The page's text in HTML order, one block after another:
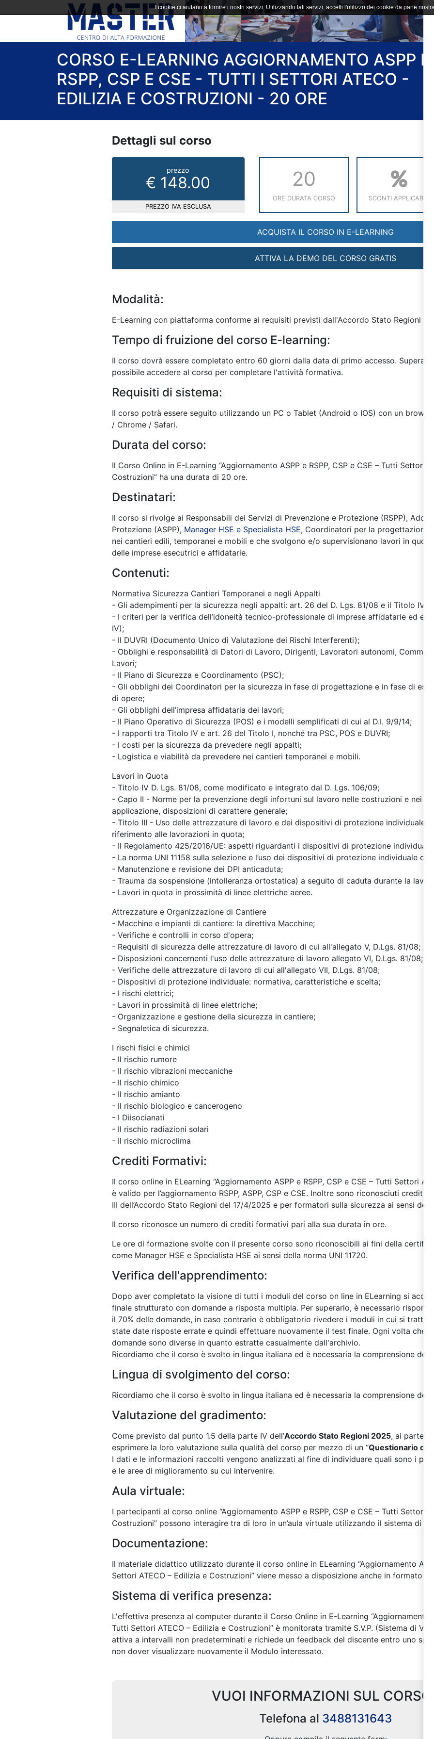
CORSO E-LEARNING AGGIORNAMENTO ASPP E
RSPP, CSP E CSE - TUTTI I SETTORI ATECO -
EDILIZIA E COSTRUZIONI - 20 ORE
Dettagli sul corso
prezzo
€ 148.00
PREZZO IVA ESCLUSA
20
ORE DURATA CORSO SCONTI APPLICABILI
ACQUISTA IL CORSO IN E-LEARNING
ATTIVA LA DEMO DEL CORSO GRATIS
Modalità:
E-Learning con piattaforma conforme ai requisiti previsti dall'Accordo Stato Regioni del
Tempo di fruizione del corso E-learning:
Il corso dovrà essere completato entro 60 giorni dalla data di primo accesso. Superato
possibile accedere al corso per completare l'attività formativa.
Requisiti di sistema:
Il corso potrà essere seguito utilizzando un PC o Tablet (Android o IOS) con un
/ Chrome / Safari.
Durata del corso:
Il Corso Online in E-Learning “Aggiornamento ASPP e RSPP, CSP e CSE – Tutti Settori
Costruzioni” ha una durata di 20 ore.
Destinatari:
Il corso si rivolge ai Responsabili dei Servizi di Prevenzione e Protezione (RSPP),
Protezione (ASPP), Manager HSE e Specialista HSE, Coordinatori per la progettazione
nei cantieri edili, temporanei e mobili e che svolgono e/o supervisionano lavori in
delle imprese esecutrici e affidatarie.
Contenuti:
Normativa Sicurezza Cantieri Temporanei e negli Appalti
- Gli adempimenti per la sicurezza negli appalti: art. 26 del D. Lgs. 81/08 e il Titolo IV;
- I criteri per la verifica dell’idoneità tecnico-professionale di imprese affidatarie ed
IV);
- Il DUVRI (Documento Unico di Valutazione dei Rischi Interferenti);
- Obblighi e responsabilità di Datori di Lavoro, Dirigenti, Lavoratori autonomi,
Lavori;
- Il Piano di Sicurezza e Coordinamento (PSC);
- Gli obblighi dei Coordinatori per la sicurezza in fase di progettazione e in fase di
di opere;
- Gli obblighi dell’impresa affidataria dei lavori;
- Il Piano Operativo di Sicurezza (POS) e i modelli semplificati di cui al D.I. 9/9/14;
- I rapporti tra Titolo IV e art. 26 del Titolo I, nonché tra PSC, POS e DUVRI;
- I costi per la sicurezza da prevedere negli appalti;
- Logistica e viabilità da prevedere nei cantieri temporanei e mobili.
Lavori in Quota
- Titolo IV D. Lgs. 81/08, come modificato e integrato dal D. Lgs. 106/09;
- Capo II - Norme per la prevenzione degli infortuni sul lavoro nelle costruzioni e nei
applicazione, disposizioni di carattere generale;
- Titolo III - Uso delle attrezzature di lavoro e dei dispositivi di protezione individuale
riferimento alle lavorazioni in quota;
- Il Regolamento 425/2016/UE: aspetti riguardanti i dispositivi di protezione individuali
- La norma UNI 11158 sulla selezione e l’uso dei dispositivi di protezione individuale
- Manutenzione e revisione dei DPI anticaduta;
- Trauma da sospensione (intolleranza ortostatica) a seguito di caduta durante la
- Lavori in quota in prossimità di linee elettriche aeree.
Attrezzature e Organizzazione di Cantiere
- Macchine e impianti di cantiere: la direttiva Macchine;
- Verifiche e controlli in corso d'opera;
- Requisiti di sicurezza delle attrezzature di lavoro di cui all'allegato V, D.Lgs. 81/08;
- Disposizioni concernenti l'uso delle attrezzature di lavoro allegato VI, D.Lgs. 81/08;
- Verifiche delle attrezzature di lavoro di cui all'allegato VII, D.Lgs. 81/08;
- Dispositivi di protezione individuale: normativa, caratteristiche e scelta;
- I rischi elettrici;
- Lavori in prossimità di linee elettriche;
- Organizzazione e gestione della sicurezza in cantiere;
- Segnaletica di sicurezza.
I rischi fisici e chimici
- Il rischio rumore
- Il rischio vibrazioni meccaniche
- Il rischio chimico
- Il rischio amianto
- Il rischio biologico e cancerogeno
- I Diisocianati
- Il rischio radiazioni solari
- Il rischio microclima
Crediti Formativi:
Il corso online in ELearning “Aggiornamento ASPP e RSPP, CSP e CSE – Tutti Settori
è valido per l’aggiornamento RSPP, ASPP, CSP e CSE. Inoltre sono riconosciuti crediti
III dell’Accordo Stato Regioni del 17/4/2025 e per formatori sulla sicurezza ai sensi del
Il corso riconosce un numero di crediti formativi pari alla sua durata in ore.
Le ore di formazione svolte con il presente corso sono riconoscibili ai fini della
come Manager HSE e Specialista HSE ai sensi della norma UNI 11720.
Verifica dell'apprendimento:
Dopo aver completato la visione di tutti i moduli del corso on line in ELearning si
finale strutturato con domande a risposta multipla. Per superarlo, è necessario
il 70% delle domande, in caso contrario è obbligatorio rivedere i moduli in cui si
state date risposte errate e quindi effettuare nuovamente il test finale. Ogni volta che
domande sono diverse in quanto estratte casualmente dall'archivio.
Ricordiamo che il corso è svolto in lingua italiana ed è necessaria la comprensione
Lingua di svolgimento del corso:
Ricordiamo che il corso è svolto in lingua italiana ed è necessaria la comprensione
Valutazione del gradimento:
Come previsto dal punto 1.5 della parte IV dell’Accordo Stato Regioni 2025, ai
esprimere la loro valutazione sulla qualità del corso per mezzo di un “Questionario di
I dati e le informazioni raccolti vengono analizzati al fine di individuare quali sono i
e le aree di miglioramento su cui intervenire.
Aula virtuale:
I partecipanti al corso online “Aggiornamento ASPP e RSPP, CSP e CSE – Tutti Settori
Costruzioni” possono interagire tra di loro in un’aula virtuale utilizzando il sistema di
Documentazione:
Il materiale didattico utilizzato durante il corso online in ELearning “Aggiornamento
Settori ATECO – Edilizia e Costruzioni” viene messo a disposizione anche in formato
Sistema di verifica presenza:
L'effettiva presenza al computer durante il Corso Online in E-Learning “Aggiornamento
Tutti Settori ATECO – Edilizia e Costruzioni” è monitorata tramite S.V.P. (Sistema di
attiva a intervalli non predeterminati e richiede un feedback del discente entro uno
non dover visualizzare nuovamente il Modulo interessato.
VUOI INFORMAZIONI SUL CORSO?
Telefona al 3488131643
I cookie ci aiutano a fornire i nostri servizi. Utilizzando tali servizi, accetti l'utilizzo dei cookie da parte